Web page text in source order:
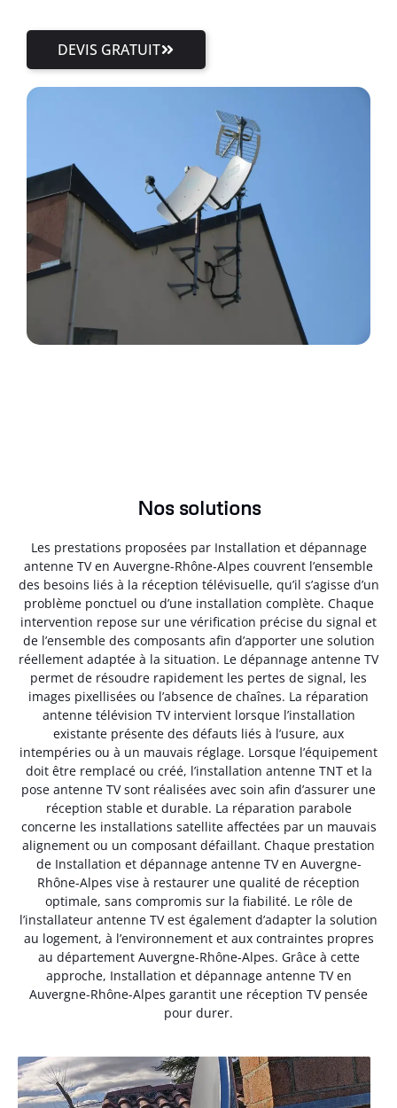
DEVIS GRATUIT
Nos solutions
Les prestations proposées par Installation et dépannage
antenne TV en Auvergne-Rhône-Alpes couvrent l’ensemble
des besoins liés à la réception télévisuelle, qu’il s’agisse d’un
problème ponctuel ou d’une installation complète. Chaque
intervention repose sur une vérification précise du signal et
de l’ensemble des composants afin d’apporter une solution
réellement adaptée à la situation. Le dépannage antenne TV
permet de résoudre rapidement les pertes de signal, les
images pixellisées ou l’absence de chaînes. La réparation
antenne télévision TV intervient lorsque l’installation
existante présente des défauts liés à l’usure, aux
intempéries ou à un mauvais réglage. Lorsque l’équipement
doit être remplacé ou créé, l’installation antenne TNT et la
pose antenne TV sont réalisées avec soin afin d’assurer une
réception stable et durable. La réparation parabole
concerne les installations satellite affectées par un mauvais
alignement ou un composant défaillant. Chaque prestation
de Installation et dépannage antenne TV en Auvergne-
Rhône-Alpes vise à restaurer une qualité de réception
optimale, sans compromis sur la fiabilité. Le rôle de
l’installateur antenne TV est également d’adapter la solution
au logement, à l’environnement et aux contraintes propres
au département Auvergne-Rhône-Alpes. Grâce à cette
approche, Installation et dépannage antenne TV en
Auvergne-Rhône-Alpes garantit une réception TV pensée
pour durer.